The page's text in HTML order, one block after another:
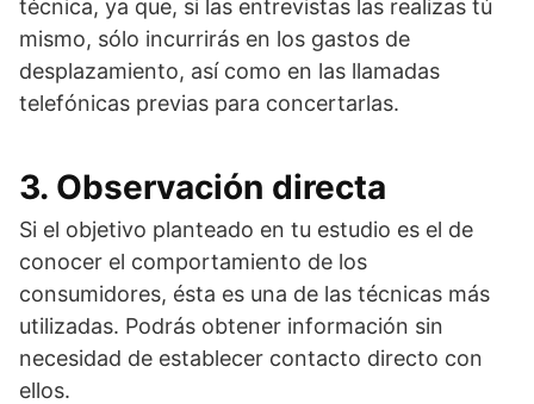
técnica, ya que, si las entrevistas las realizas tú
mismo, sólo incurrirás en los gastos de
desplazamiento, así como en las llamadas
telefónicas previas para concertarlas.
3. Observación directa
Si el objetivo planteado en tu estudio es el de
conocer el comportamiento de los
consumidores, ésta es una de las técnicas más
utilizadas. Podrás obtener información sin
necesidad de establecer contacto directo con
ellos.